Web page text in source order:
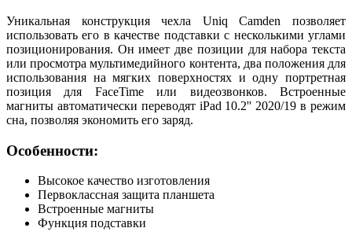
Уникальная конструкция чехла Uniq Camden позволяет
использовать его в качестве подставки с несколькими углами
позиционирования. Он имеет две позиции для набора текста
или просмотра мультимедийного контента, два положения для
использования на мягких поверхностях и одну портретная
позиция для FaceTime или видеозвонков. Встроенные
магниты автоматически переводят iPad 10.2'' 2020/19 в режим
сна, позволяя экономить его заряд.
Особенности:
Высокое качество изготовления
Первоклассная защита планшета
Встроенные магниты
Функция подставки